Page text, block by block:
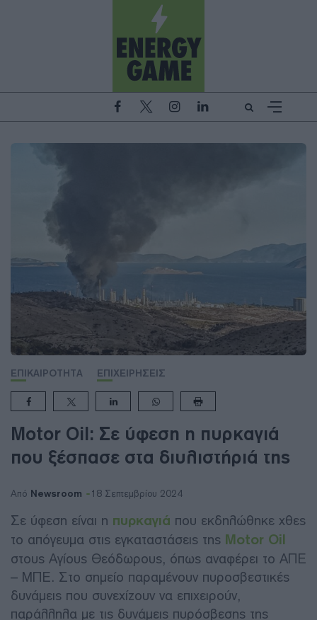
ΕΠΙΚΑΙΡΟΤΗΤΑ ΕΠΙΧΕΙΡΗΣΕΙΣ
Motor Oil: Σε ύφεση η πυρκαγιά
που ξέσπασε στα διυλιστήριά της
Από Newsroom 18 Σεπτεμβρίου 2024
Σε ύφεση είναι η πυρκαγιά που εκδηλώθηκε χθες
το απόγευμα στις εγκαταστάσεις της Motor Oil
στους Αγίους Θεόδωρους, όπως αναφέρει το ΑΠΕ
– ΜΠΕ. Στο σημείο παραμένουν πυροσβεστικές
δυνάμεις που συνεχίζουν να επιχειρούν,
παράλληλα με τις δυνάμεις πυρόσβεσης της